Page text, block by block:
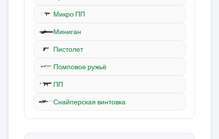
Микро ПП
Миниган
Пистолет
Помповое ружьё
ПП
Снайперская винтовка